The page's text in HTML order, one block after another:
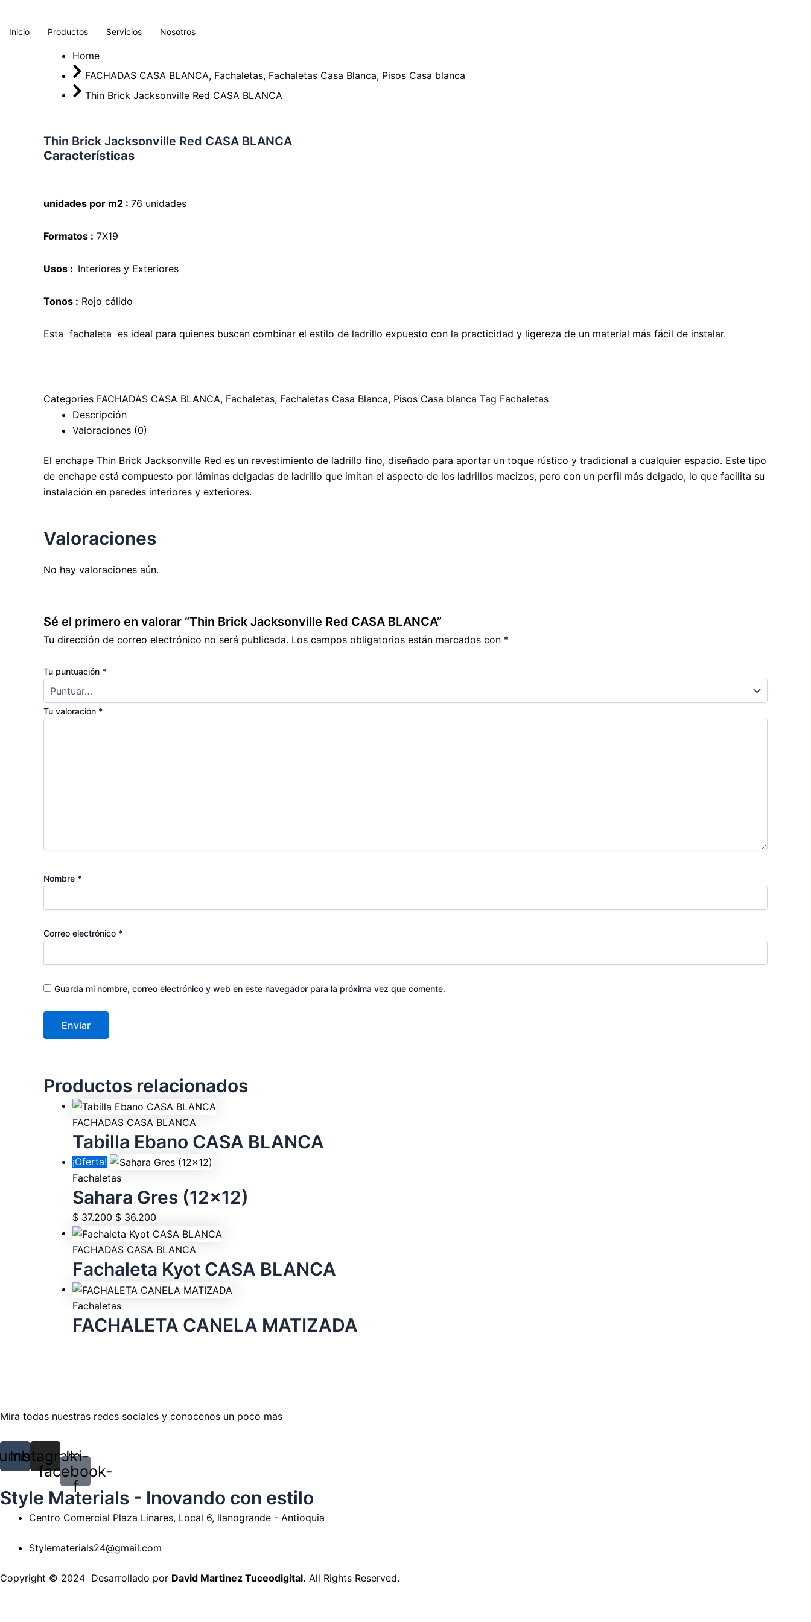
contenido
Inicio Productos Servicios Nosotros
Home
FACHADAS CASA BLANCA, Fachaletas, Fachaletas Casa Blanca, Pisos Casa blanca
Thin Brick Jacksonville Red CASA BLANCA
Thin Brick Jacksonville Red CASA BLANCA
Características
unidades por m2 : 76 unidades
Formatos : 7X19
Usos : Interiores y Exteriores
Tonos : Rojo cálido
Esta fachaleta es ideal para quienes buscan combinar el estilo de ladrillo expuesto con la practicidad y ligereza de un material más fácil de instalar.
Categories FACHADAS CASA BLANCA, Fachaletas, Fachaletas Casa Blanca, Pisos Casa blanca Tag Fachaletas
Descripción
Valoraciones (0)
El enchape Thin Brick Jacksonville Red es un revestimiento de ladrillo fino, diseñado para aportar un toque rústico y tradicional a cualquier espacio. Este tipo
de enchape está compuesto por láminas delgadas de ladrillo que imitan el aspecto de los ladrillos macizos, pero con un perfil más delgado, lo que facilita su
instalación en paredes interiores y exteriores.
Valoraciones
No hay valoraciones aún.
Sé el primero en valorar “Thin Brick Jacksonville Red CASA BLANCA”
Tu dirección de correo electrónico no será publicada. Los campos obligatorios están marcados con *
Tu puntuación *
Tu valoración *
Nombre *
Correo electrónico *
Guarda mi nombre, correo electrónico y web en este navegador para la próxima vez que comente.
Productos relacionados
FACHADAS CASA BLANCA
Tabilla Ebano CASA BLANCA
¡Oferta!
Fachaletas
Sahara Gres (12×12)
$37.200
original
$ 37.200.
$ 36.200
actual
$ 36.200.
FACHADAS CASA BLANCA
Fachaleta Kyot CASA BLANCA
Fachaletas
FACHALETA CANELA MATIZADA
Mira todas nuestras redes sociales y conocenos un poco mas
Instagram
Jki-
facebook-
f
Style Materials - Inovando con estilo
Centro Comercial Plaza Linares, Local 6, llanogrande - Antioquia
Stylematerials24@gmail.com
Copyright © 2024 Desarrollado por David Martinez Tuceodigital. All Rights Reserved.